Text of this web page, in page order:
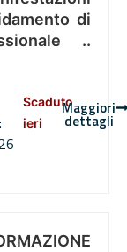
di
..
:
Scaduto
ieri
Maggiori
dettagli